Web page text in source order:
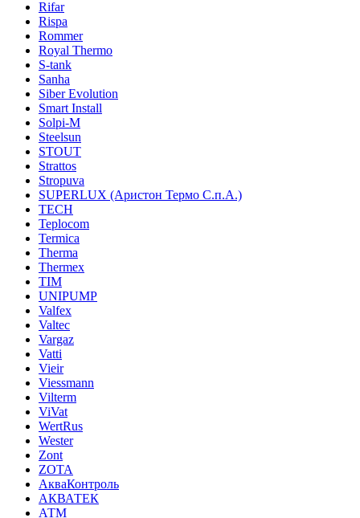
Rifar
Rispa
Rommer
Royal Thermo
S-tank
Sanha
Siber Evolution
Smart Install
Solpi-M
Steelsun
STOUT
Strattos
Stropuva
SUPERLUX (Аристон Термо С.п.А.)
TECH
Teplocom
Termica
Therma
Thermex
TIM
UNIPUMP
Valfex
Valtec
Vargaz
Vatti
Vieir
Viessmann
Vilterm
ViVat
WertRus
Wester
Zont
ZOTA
АкваКонтроль
АКВАТЕК
АТМ